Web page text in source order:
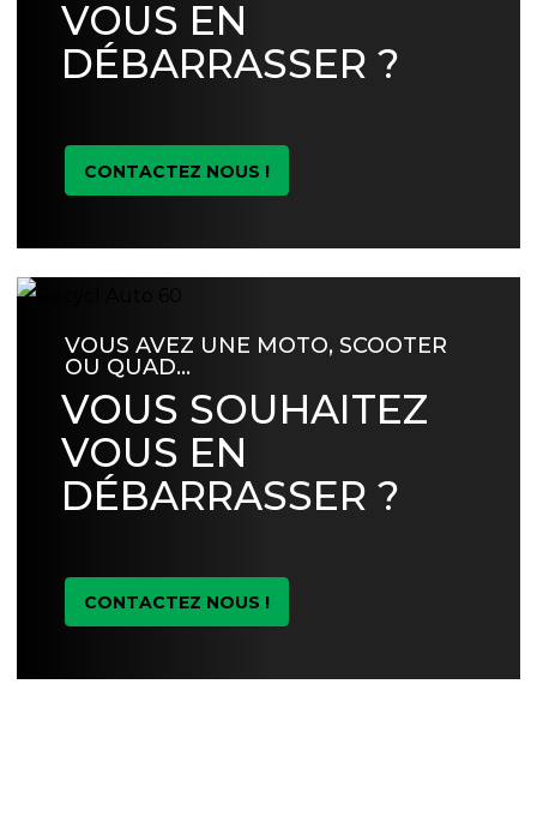
VOUS EN
DÉBARRASSER ?
CONTACTEZ NOUS !
VOUS AVEZ UNE MOTO, SCOOTER
OU QUAD…
VOUS SOUHAITEZ
VOUS EN
DÉBARRASSER ?
CONTACTEZ NOUS !